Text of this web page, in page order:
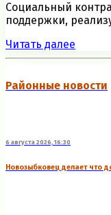
Социальный
поддержки,
Читать далее
Районные новости
6 августа 2026, 16:30
Новозыбковец делает что